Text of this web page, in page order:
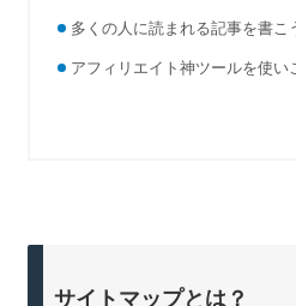
多くの人に読まれる記事を書こ
アフィリエイト神ツールを使い
サイトマップとは？